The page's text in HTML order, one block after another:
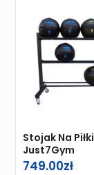
Stojak Na Piłki
Just7Gym
749.00